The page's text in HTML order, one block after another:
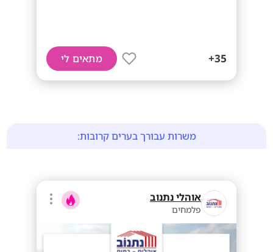
35+ מתאים לי
משרות עבורך בערים קרובות:
אוהלי נתנוב
פלמחים